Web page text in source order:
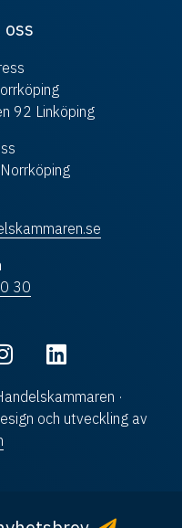
92 Linköping
30
·
och utveckling av